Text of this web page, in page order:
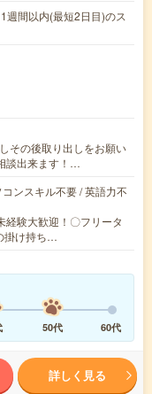
週間以内(最短2日目)のス
その後取り出しをお願い
談出来ます！…
ンスキル不要 / 英語力不
経験大歓迎！〇フリータ
掛け持ち…
50代 60代
詳しく見る